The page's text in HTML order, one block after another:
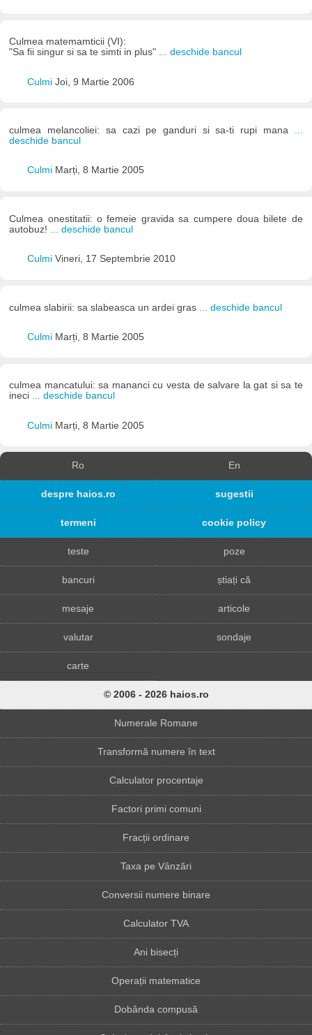
Culmea matemamticii (VI):
"Sa fii singur si sa te simti in plus" ... deschide bancul
Culmi Joi, 9 Martie 2006
culmea melancoliei: sa cazi pe ganduri si sa-ti rupi mana ...
deschide bancul
Culmi Marți, 8 Martie 2005
Culmea onestitatii: o femeie gravida sa cumpere doua bilete de
autobuz!
... deschide bancul
Culmi Vineri, 17 Septembrie 2010
culmea slabirii: sa slabeasca un ardei gras ... deschide bancul
Culmi Marți, 8 Martie 2005
culmea mancatului: sa mananci cu vesta de salvare la gat si sa te
ineci ... deschide bancul
Culmi Marți, 8 Martie 2005
Ro En
despre haios.ro sugestii
termeni cookie policy
teste poze
bancuri știați că
mesaje articole
valutar sondaje
carte
© 2006 - 2026 haios.ro
Numerale Romane
Transformă numere în text
Calculator procentaje
Factori primi comuni
Fracții ordinare
Taxa pe Vânzări
Conversii numere binare
Calculator TVA
Ani bisecți
Operații matematice
Dobânda compusă